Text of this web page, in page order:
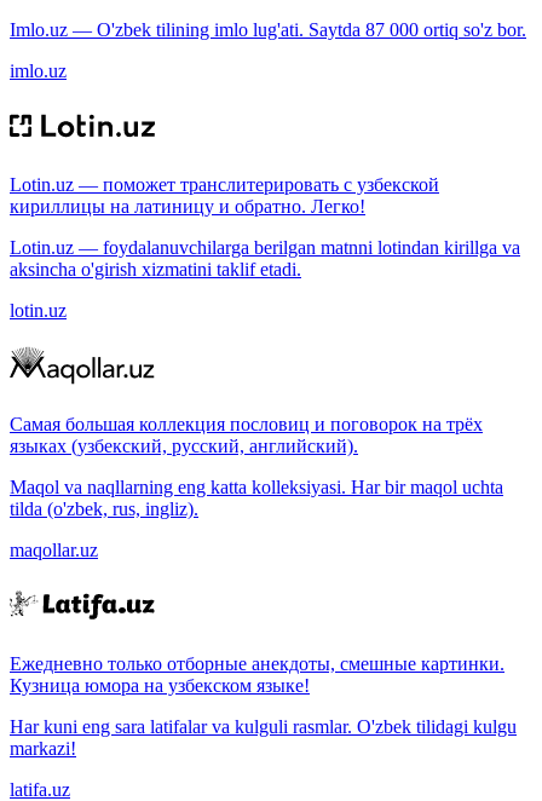
Imlo.uz — O'zbek tilining imlo lug'ati. Saytda 87 000 ortiq so'z bor.
imlo.uz
Lotin.uz — поможет транслитерировать с узбекской
кириллицы на латиницу и обратно. Легко!
Lotin.uz — foydalanuvchilarga berilgan matnni lotindan kirillga va
aksincha o'girish xizmatini taklif etadi.
lotin.uz
Самая большая коллекция пословиц и поговорок на трёх
языках (узбекский, русский, английский).
Maqol va naqllarning eng katta kolleksiyasi. Har bir maqol uchta
tilda (o'zbek, rus, ingliz).
maqollar.uz
Ежедневно только отборные анекдоты, смешные картинки.
Кузница юмора на узбекском языке!
Har kuni eng sara latifalar va kulguli rasmlar. O'zbek tilidagi kulgu
markazi!
latifa.uz